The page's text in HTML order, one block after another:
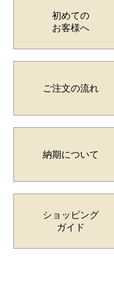
初めての
お客様へ
ご注文の流れ
納期について
ショッピング
ガイド